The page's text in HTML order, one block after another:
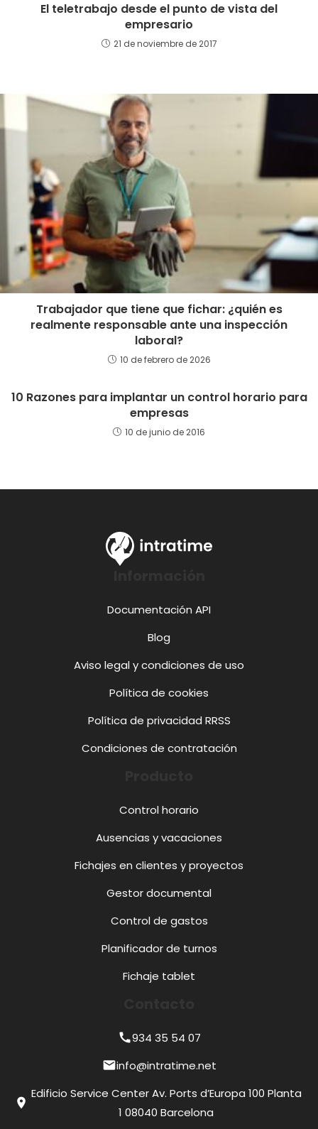
El teletrabajo desde el punto de vista del
empresario
21 de noviembre de 2017
Trabajador que tiene que fichar: ¿quién es
realmente responsable ante una inspección
laboral?
10 de febrero de 2026
10 Razones para implantar un control horario para
empresas
10 de junio de 2016
Documentación API
Blog
Aviso legal y condiciones de uso
Política de cookies
Política de privacidad RRSS
Condiciones de contratación
Control horario
Ausencias y vacaciones
Fichajes en clientes y proyectos
Gestor documental
Control de gastos
Planificador de turnos
Fichaje tablet
call934 35 54 07
mailinfo@intratime.net
location_on
Edificio Service Center Av. Ports d’Europa 100 Planta
1 08040 Barcelona